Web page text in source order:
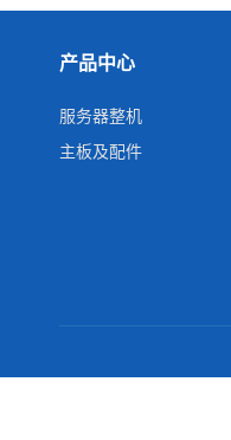
产品中心
服务器整机
主板及配件